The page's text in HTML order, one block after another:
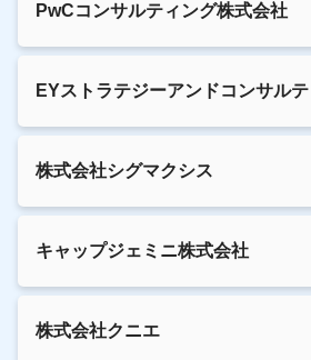
PwCコンサルティング株式会社
EYストラテジーアンドコンサル
株式会社シグマクシス
キャップジェミニ株式会社
株式会社クニエ